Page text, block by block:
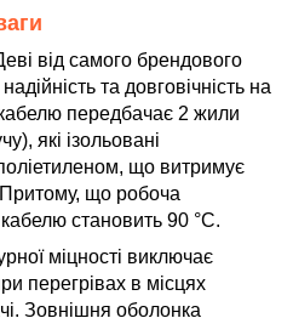
від самого брендового
та довговічність на
кабелю передбачає 2 жили
які ізольовані
що витримує
що робоча
становить 90 °C.
міцності виключає
перегрівах в місцях
Зовнішня оболонка